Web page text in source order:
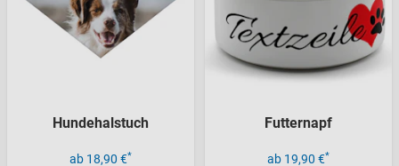
Hundehalstuch
ab 18,90 €*
Futternapf
ab 19,90 €*